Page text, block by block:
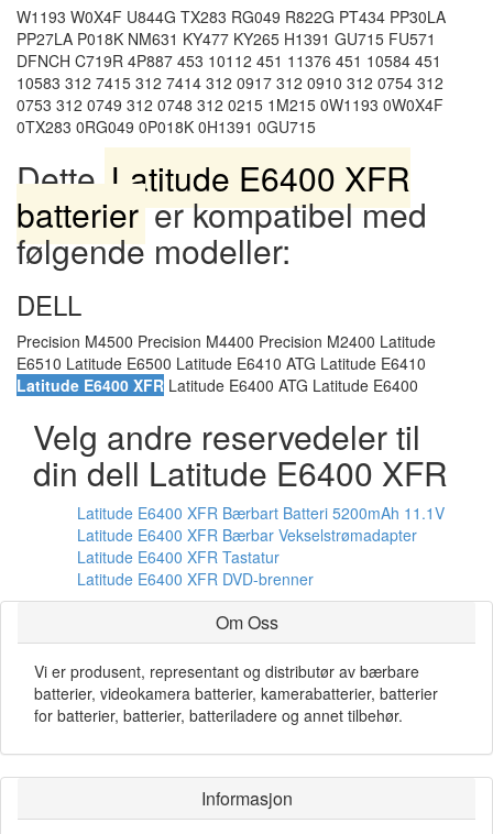
W1193 W0X4F U844G TX283 RG049 R822G PT434 PP30LA
PP27LA P018K NM631 KY477 KY265 H1391 GU715 FU571
DFNCH C719R 4P887 453 10112 451 11376 451 10584 451
10583 312 7415 312 7414 312 0917 312 0910 312 0754 312
0753 312 0749 312 0748 312 0215 1M215 0W1193 0W0X4F
0TX283 0RG049 0P018K 0H1391 0GU715
DetteLatitude E6400 XFR
batterierer kompatibel med
følgende modeller:
DELL
Precision M4500 Precision M4400 Precision M2400 Latitude
E6510 Latitude E6500 Latitude E6410 ATG Latitude E6410
Latitude E6400 XFR Latitude E6400 ATG Latitude E6400
Velg andre reservedeler til
din dell Latitude E6400 XFR
Latitude E6400 XFR Bærbart Batteri 5200mAh 11.1V
Latitude E6400 XFR Bærbar Vekselstrømadapter
Latitude E6400 XFR Tastatur
Latitude E6400 XFR DVD-brenner
Om Oss
Vi er produsent, representant og distributør av bærbare
batterier, videokamera batterier, kamerabatterier, batterier
for batterier, batterier, batteriladere og annet tilbehør.
Informasjon